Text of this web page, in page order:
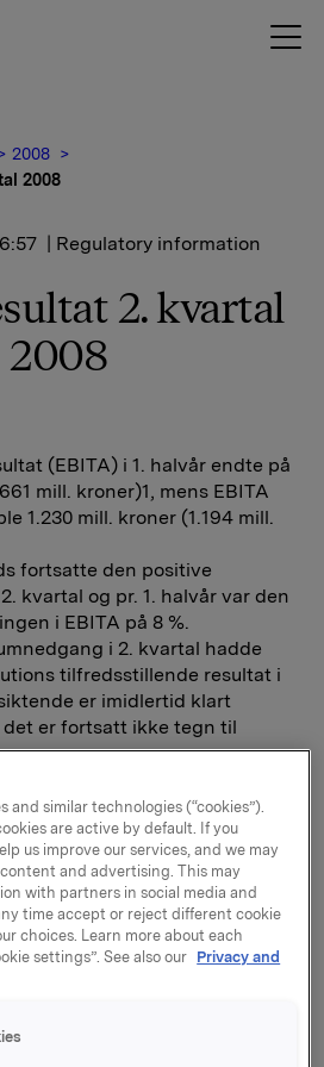
2008
2008
| Regulatory information
2. kvartal
2008
(EBITA) i 1. halvår endte på
mill. kroner)1, mens EBITA
1.230 mill. kroner (1.194 mill.
fortsatte den positive
kvartal og pr. 1. halvår var den
i EBITA på 8 %.
i 2. kvartal hadde
tilfredsstillende resultat i
er imidlertid klart
det er fortsatt ikke tegn til
av lavt resultatbidrag fra
økt kostnadsføring i Elkems
med lavere resultatbidrag fra
bidro dette til at Elkems
379 mill. kroner svakere enn i
resultatfremgang også i 2.
for viktige
fremover.
830 mill. kroner fra gevinst
and similar technologies (“cookies”).
are active by default. If you
us improve our services, and we may
and advertising. This may
with partners in social media and
time accept or reject different cookie
choices. Learn more about each
settings”. See also our Privacy and